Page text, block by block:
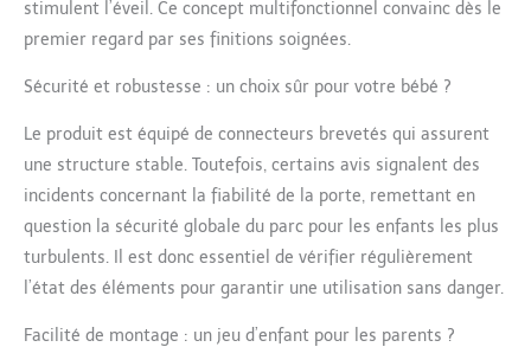
Regardez votre bébé
grandir et apprendre à
travers des activités
joyeuses et des
Connecteurs rotatifs
brevetés exclusifs : une
caractéristique
révolutionnaire qui
vous permet d'ajuster
les angles des
panneaux pour
quel espace, grand ou
stimulent l’éveil. Ce concept multifonctionnel convainc dès le
premier regard par ses finitions soignées.
Sécurité et robustesse : un choix sûr pour votre bébé ?
Le produit est équipé de connecteurs brevetés qui assurent
une structure stable. Toutefois, certains avis signalent des
incidents concernant la fiabilité de la porte, remettant en
question la sécurité globale du parc pour les enfants les plus
turbulents. Il est donc essentiel de vérifier régulièrement
l’état des éléments pour garantir une utilisation sans danger.
Facilité de montage : un jeu d’enfant pour les parents ?